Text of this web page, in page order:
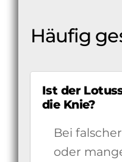
Häufig
Ist der
die Knie?
Bei
oder